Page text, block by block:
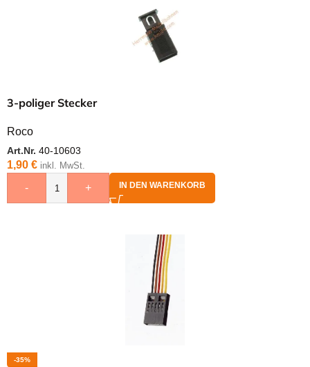
3-poliger Stecker
Roco
Art.Nr. 40-10603
1,90 € inkl. MwSt.
- + IN DEN WARENKORB
-35%